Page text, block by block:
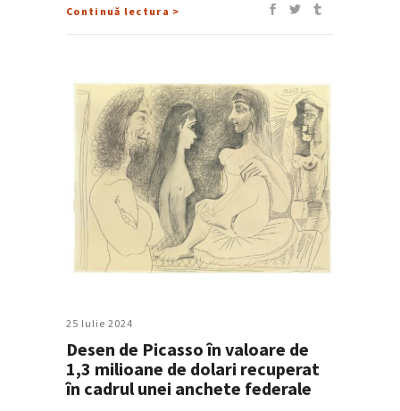
Continuă lectura >
25 Iulie 2024
Desen de Picasso în valoare de
1,3 milioane de dolari recuperat
în cadrul unei anchete federale